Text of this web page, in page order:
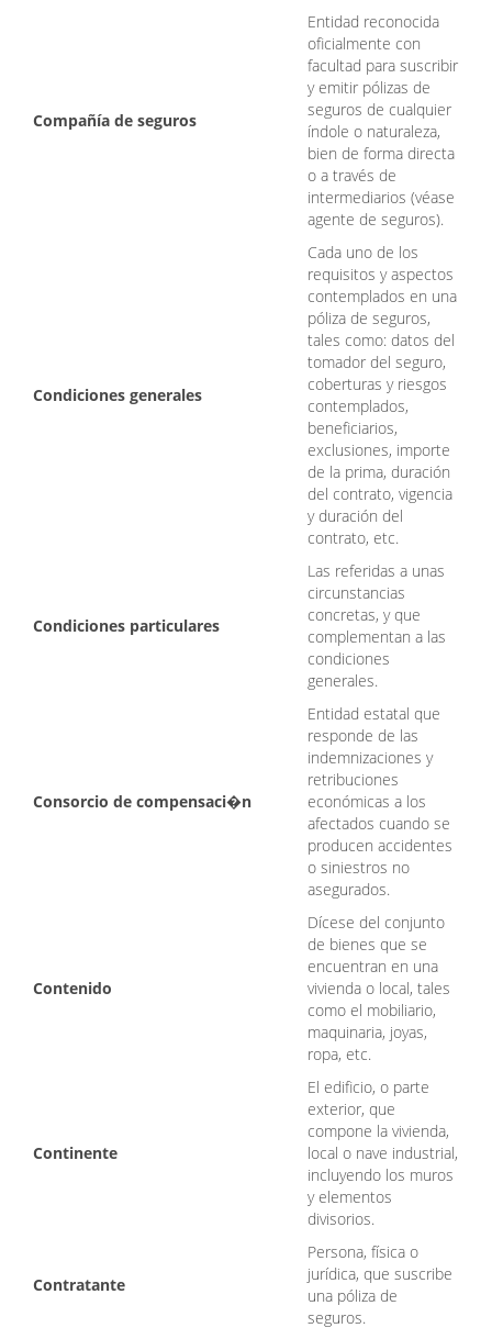
Compañía de seguros
Entidad reconocida
oficialmente con
facultad para suscribir
y emitir pólizas de
seguros de cualquier
índole o naturaleza,
bien de forma directa
o a través de
intermediarios (véase
agente de seguros).
Condiciones generales
Cada uno de los
requisitos y aspectos
contemplados en una
póliza de seguros,
tales como: datos del
tomador del seguro,
coberturas y riesgos
contemplados,
beneficiarios,
exclusiones, importe
de la prima, duración
del contrato, vigencia
y duración del
contrato, etc.
Condiciones particulares
Las referidas a unas
circunstancias
concretas, y que
complementan a las
condiciones
generales.
Consorcio de compensaci�n
Entidad estatal que
responde de las
indemnizaciones y
retribuciones
económicas a los
afectados cuando se
producen accidentes
o siniestros no
asegurados.
Contenido
Dícese del conjunto
de bienes que se
encuentran en una
vivienda o local, tales
como el mobiliario,
maquinaria, joyas,
ropa, etc.
Continente
El edificio, o parte
exterior, que
compone la vivienda,
local o nave industrial,
incluyendo los muros
y elementos
divisorios.
Contratante
Persona, física o
jurídica, que suscribe
una póliza de
seguros.